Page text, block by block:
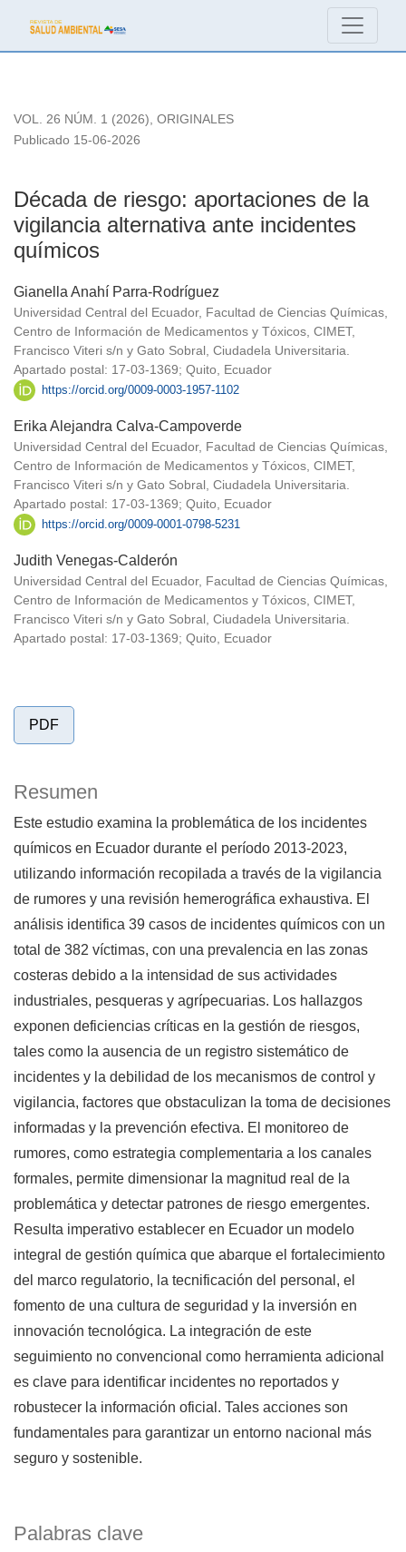
Década de riesgo: aportaciones de la vigilancia alternativa
VOL. 26 NÚM. 1 (2026), ORIGINALES
Década de riesgo: aportaciones de la
vigilancia alternativa ante incidentes
químicos
Publicado 15-06-2026
Gianella Anahí Parra-Rodríguez
Universidad Central del Ecuador, Facultad de Ciencias Químicas,
Centro de Información de Medicamentos y Tóxicos, CIMET,
Francisco Viteri s/n y Gato Sobral, Ciudadela Universitaria.
Apartado postal: 17-03-1369; Quito, Ecuador
https://orcid.org/0009-0003-1957-1102
Erika Alejandra Calva-Campoverde
Universidad Central del Ecuador, Facultad de Ciencias Químicas,
Centro de Información de Medicamentos y Tóxicos, CIMET,
Francisco Viteri s/n y Gato Sobral, Ciudadela Universitaria.
Apartado postal: 17-03-1369; Quito, Ecuador
https://orcid.org/0009-0001-0798-5231
Judith Venegas-Calderón
Universidad Central del Ecuador, Facultad de Ciencias Químicas,
Centro de Información de Medicamentos y Tóxicos, CIMET,
Francisco Viteri s/n y Gato Sobral, Ciudadela Universitaria.
Apartado postal: 17-03-1369; Quito, Ecuador
PDF
Palabras clave
Resumen
Este estudio examina la problemática de los incidentes
químicos en Ecuador durante el período 2013-2023,
utilizando información recopilada a través de la vigilancia
de rumores y una revisión hemerográfica exhaustiva. El
análisis identifica 39 casos de incidentes químicos con un
total de 382 víctimas, con una prevalencia en las zonas
costeras debido a la intensidad de sus actividades
industriales, pesqueras y agrípecuarias. Los hallazgos
exponen deficiencias críticas en la gestión de riesgos,
tales como la ausencia de un registro sistemático de
incidentes y la debilidad de los mecanismos de control y
vigilancia, factores que obstaculizan la toma de decisiones
informadas y la prevención efectiva. El monitoreo de
rumores, como estrategia complementaria a los canales
formales, permite dimensionar la magnitud real de la
problemática y detectar patrones de riesgo emergentes.
Resulta imperativo establecer en Ecuador un modelo
integral de gestión química que abarque el fortalecimiento
del marco regulatorio, la tecnificación del personal, el
fomento de una cultura de seguridad y la inversión en
innovación tecnológica. La integración de este
seguimiento no convencional como herramienta adicional
es clave para identificar incidentes no reportados y
robustecer la información oficial. Tales acciones son
fundamentales para garantizar un entorno nacional más
seguro y sostenible.